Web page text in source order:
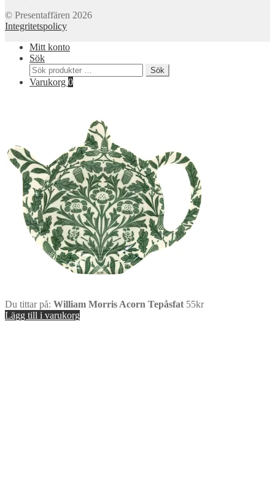
© Presentaffären 2026
Integritetspolicy
Mitt konto
Sök
Sök
efter:
Sök
Varukorg 0
Du tittar på: William Morris Acorn Tepåsfat 55kr
Lägg till i varukorg